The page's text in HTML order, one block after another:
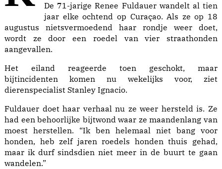
De 71-jarige Renee Fuldauer wandelt al tien
jaar elke ochtend op Curaçao. Als ze op 18
augustus nietsvermoedend haar rondje weer doet,
wordt ze door een roedel van vier straathonden
aangevallen.
Het eiland reageerde toen geschokt, maar
bijtincidenten komen nu wekelijks voor, ziet
dierenspecialist Stanley Ignacio.
Fuldauer doet haar verhaal nu ze weer hersteld is. Ze
had een behoorlijke bijtwond waar ze maandenlang van
moest herstellen. “Ik ben helemaal niet bang voor
honden, heb zelf jaren roedels honden thuis gehad,
maar ik durf sindsdien niet meer in de buurt te gaan
wandelen.”